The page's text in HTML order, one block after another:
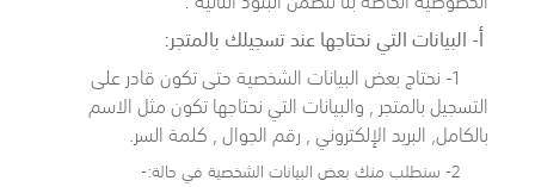
أ- البيانات التي نحتاجها عند تسجيلك بالمتجر:
1- نحتاج بعض البيانات الشخصية حتى تكون قادر على
التسجيل بالمتجر , والبيانات التي نحتاجها تكون مثلالاسم
بالكامل, البريد الإلكتروني , رقم الجوال , كلمة السر.
2- سنطلب منك بعض البيانات الشخصية في حالة:-